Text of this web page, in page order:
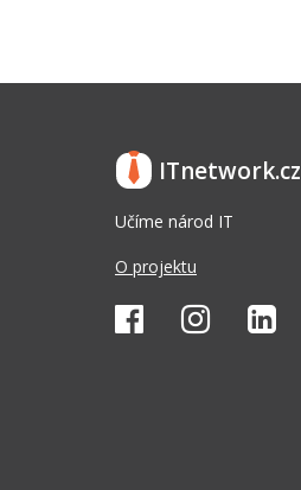
ITnetwork.cz
Učíme národ IT
O projektu